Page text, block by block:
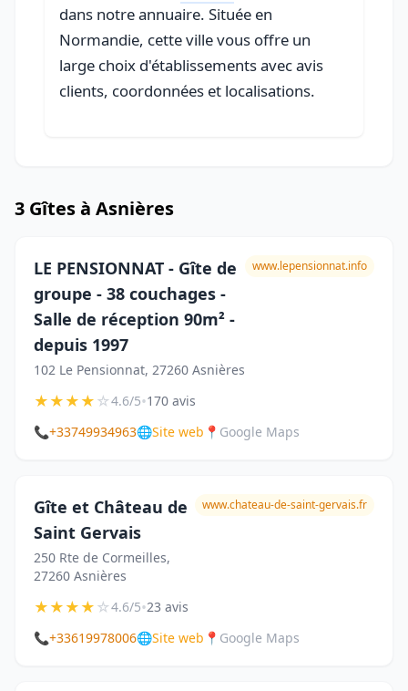
dans notre annuaire. Située en
Normandie, cette ville vous offre un
large choix d'établissements avec avis
clients, coordonnées et localisations.
3 Gîtes à Asnières
LE PENSIONNAT - Gîte de
groupe - 38 couchages -
Salle de réception 90m² -
depuis 1997
102 Le Pensionnat, 27260 Asnières
www.lepensionnat.info
★★★★☆4.6/5•170 avis
📞+33749934963🌐Site web 📍 Google Maps
Gîte et Château de
Saint Gervais
250 Rte de Cormeilles,
27260 Asnières
www.chateau-de-saint-gervais.fr
★★★★☆4.6/5•23 avis
📞+33619978006🌐Site web 📍 Google Maps